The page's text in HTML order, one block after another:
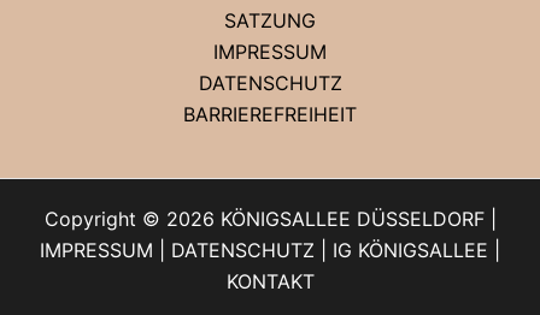
SATZUNG
IMPRESSUM
DATENSCHUTZ
BARRIEREFREIHEIT
Copyright © 2026 KÖNIGSALLEE DÜSSELDORF |
IMPRESSUM
DATENSCHUTZ IG KÖNIGSALLEE
KONTAKT